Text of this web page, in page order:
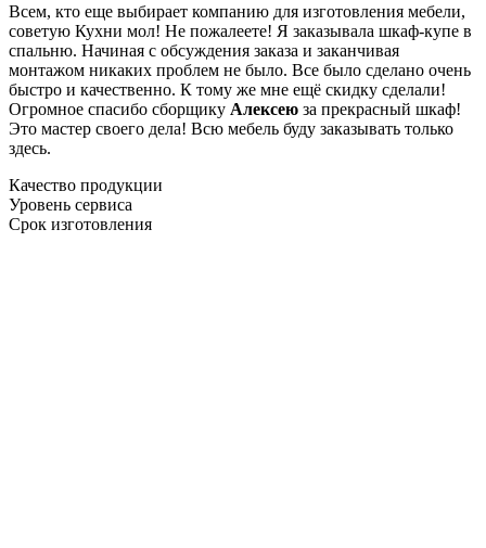
Всем, кто еще выбирает компанию для изготовления мебели,
советую Кухни мол! Не пожалеете! Я заказывала шкаф-купе в
спальню. Начиная с обсуждения заказа и заканчивая
монтажом никаких проблем не было. Все было сделано очень
быстро и качественно. К тому же мне ещё скидку сделали!
Огромное спасибо сборщику Алексею за прекрасный шкаф!
Это мастер своего дела! Всю мебель буду заказывать только
здесь.
Качество продукции
Уровень сервиса
Срок изготовления